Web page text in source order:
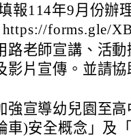
報114年9月份辦
forms.gle/
路老師宣講、活
影片宣傳。並請
強宣導幼兒園至
車)安全概念」及